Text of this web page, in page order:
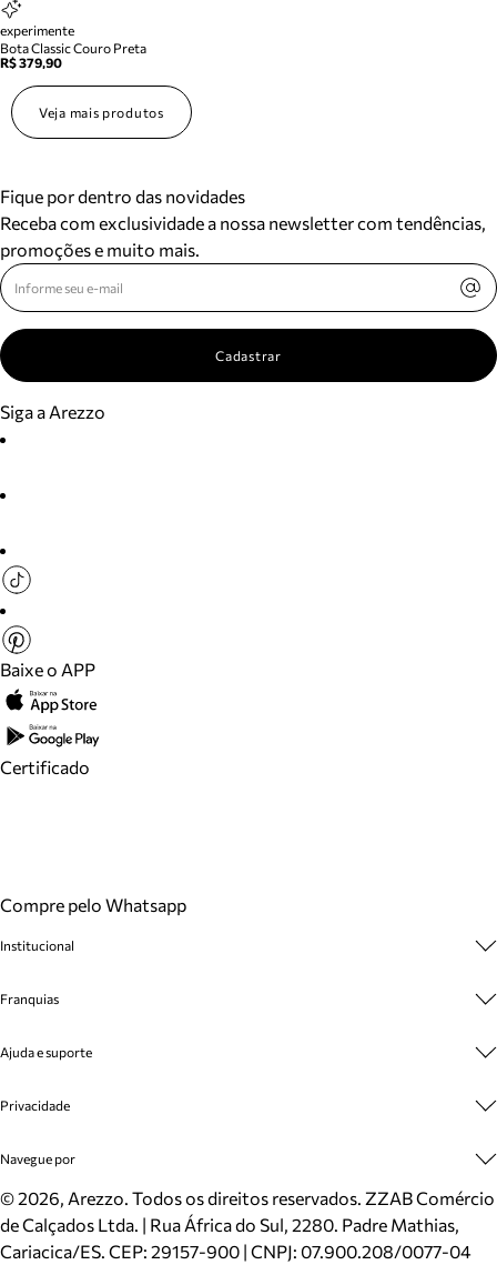
experimente
Bota Classic Couro Preta
R$ 379,90
Veja mais produtos
Fique por dentro das novidades
Receba com exclusividade a nossa newsletter com tendências,
promoções e muito mais.
Cadastrar
Siga a Arezzo
Baixe o APP
Certificado
Compre pelo Whatsapp
Institucional
Cashback
Venda Corporativa
Mapa do Site
Inverno
Mundo Arezzo
Franquias
Plano de Negócio
Ajuda e suporte
Cadastro
Meus Pedidos
Trocas e Devoluções
Cartão Presente
Localizador de lojas
Privacidade
Politica e Privacidade
Navegue por
Sapatos
Bolsas
Scarpins
©2026, Arezzo. Todos os direitos reservados. ZZAB Comércio
de Calçados Ltda. | Rua África do Sul, 2280. Padre Mathias,
Cariacica/ES. CEP: 29157-900 | CNPJ: 07.900.208/0077-04